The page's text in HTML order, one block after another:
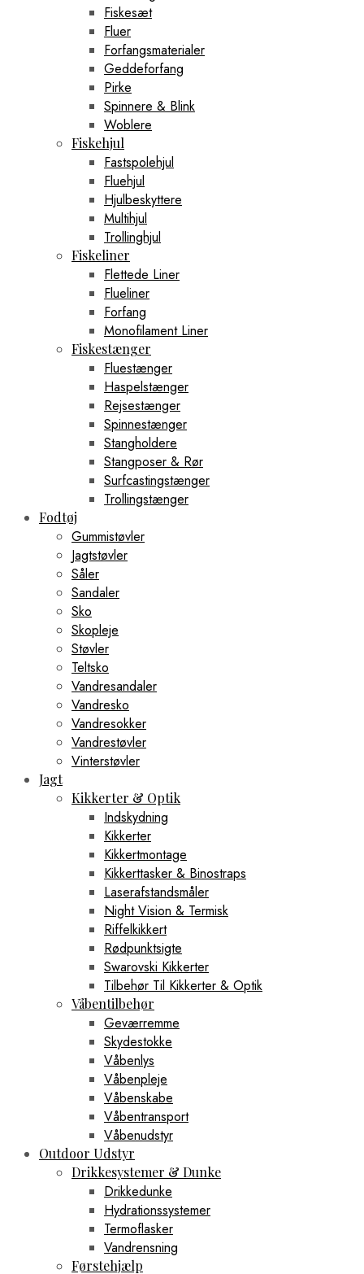
Fiskesæt
Fluer
Forfangsmaterialer
Geddeforfang
Pirke
Spinnere & Blink
Woblere
Fiskehjul
Fastspolehjul
Fluehjul
Hjulbeskyttere
Multihjul
Trollinghjul
Fiskeliner
Flettede Liner
Flueliner
Forfang
Monofilament Liner
Fiskestænger
Fluestænger
Haspelstænger
Rejsestænger
Spinnestænger
Stangholdere
Stangposer & Rør
Surfcastingstænger
Trollingstænger
Fodtøj
Gummistøvler
Jagtstøvler
Såler
Sandaler
Sko
Skopleje
Støvler
Teltsko
Vandresandaler
Vandresko
Vandresokker
Vandrestøvler
Vinterstøvler
Jagt
Kikkerter & Optik
Indskydning
Kikkerter
Kikkertmontage
Kikkerttasker & Binostraps
Laserafstandsmåler
Night Vision & Termisk
Riffelkikkert
Rødpunktsigte
Swarovski Kikkerter
Tilbehør Til Kikkerter & Optik
Våbentilbehør
Geværremme
Skydestokke
Våbenlys
Våbenpleje
Våbenskabe
Våbentransport
Våbenudstyr
Outdoor Udstyr
Drikkesystemer & Dunke
Drikkedunke
Hydrationssystemer
Termoflasker
Vandrensning
Førstehjælp